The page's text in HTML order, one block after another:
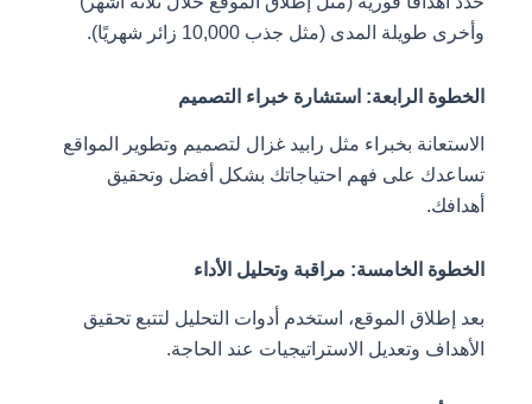
وأخرى طويلة المدى (مثل جذب 10,000 زائر شهريًا).
الخطوة الرابعة: استشارة خبراء التصميم
الاستعانة بخبراء مثل رابيد غزال لتصميم وتطوير المواقع
تساعدك على فهم احتياجاتك بشكل أفضل وتحقيق
أهدافك.
الخطوة الخامسة: مراقبة وتحليل الأداء
بعد إطلاق الموقع، استخدم أدوات التحليل لتتبع تحقيق
الأهداف وتعديل الاستراتيجيات عند الحاجة.